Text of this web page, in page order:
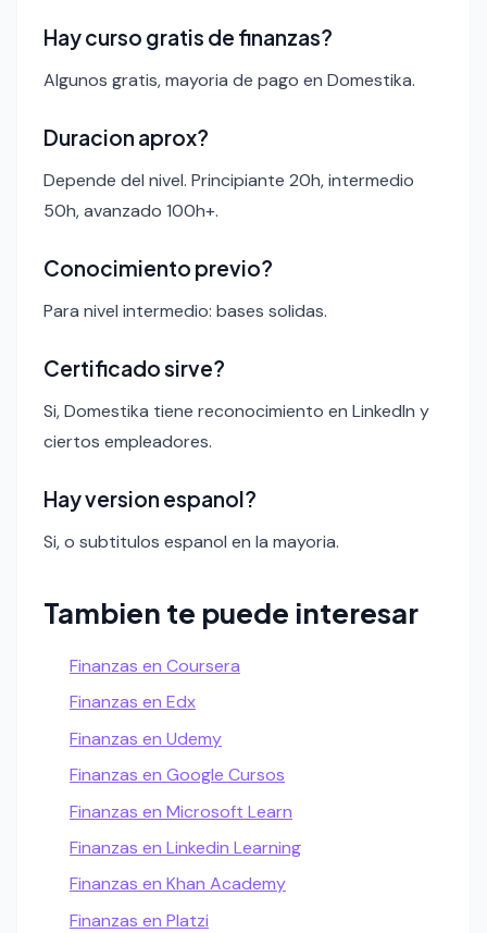
Hay curso gratis de finanzas?
Algunos gratis, mayoria de pago en Domestika.
Duracion aprox?
Depende del nivel. Principiante 20h, intermedio
50h, avanzado 100h+.
Conocimiento previo?
Para nivel intermedio: bases solidas.
Certificado sirve?
Si, Domestika tiene reconocimiento en LinkedIn y
ciertos empleadores.
Hay version espanol?
Si, o subtitulos espanol en la mayoria.
Tambien te puede interesar
Finanzas en Coursera
Finanzas en Edx
Finanzas en Udemy
Finanzas en Google Cursos
Finanzas en Microsoft Learn
Finanzas en Linkedin Learning
Finanzas en Khan Academy
Finanzas en Platzi